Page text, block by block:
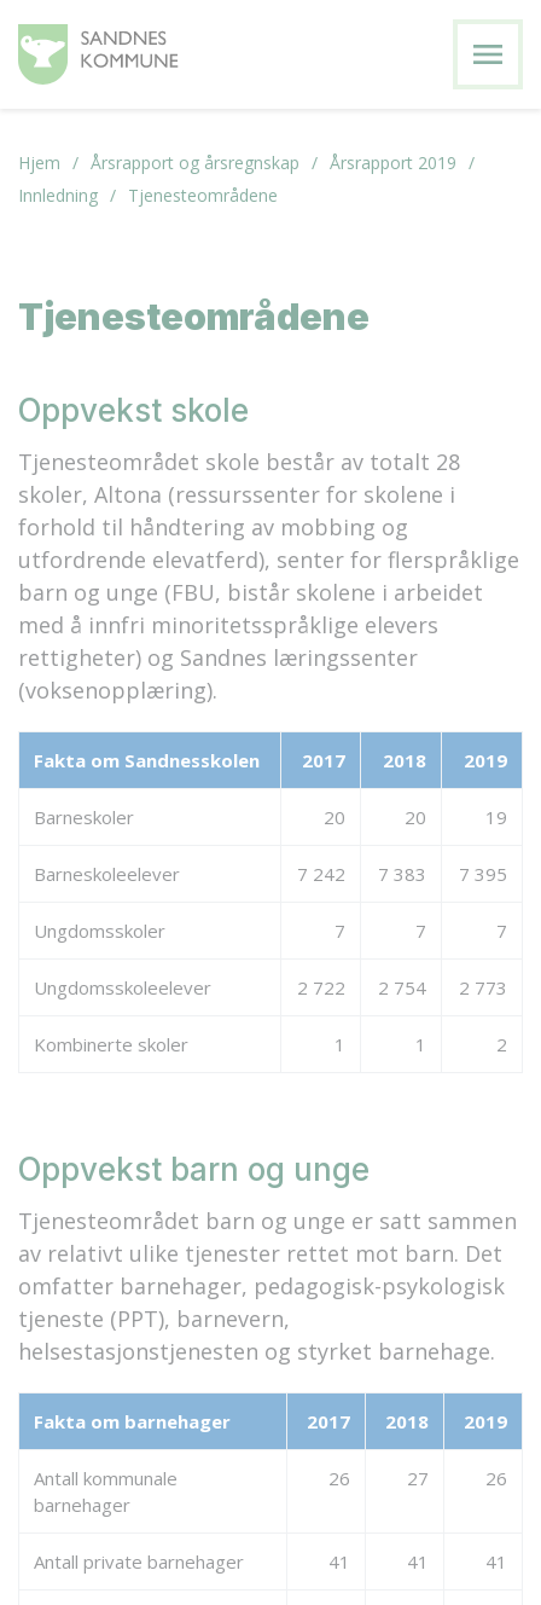
menu
Hjem Årsrapport og årsregnskap
Årsrapport 2019
Innledning
Tjenesteområdene
Tjenesteområdene
Oppvekst skole
Tjenesteområdet skole består av totalt 28
skoler, Altona (ressurssenter for skolene i
forhold til håndtering av mobbing og
utfordrende elevatferd), senter for flerspråklige
barn og unge (FBU, bistår skolene i arbeidet
med å innfri minoritetsspråklige elevers
rettigheter) og Sandnes læringssenter
(voksenopplæring).
Fakta om Sandnesskolen 2017 2018 2019
Barneskoler 20 20 19
Barneskoleelever 7 242 7 383 7 395
Ungdomsskoler 7 7 7
Ungdomsskoleelever 2 722 2 754 2 773
Kombinerte skoler 1 1 2
Oppvekst barn og unge
Tjenesteområdet barn og unge er satt sammen
av relativt ulike tjenester rettet mot barn. Det
omfatter barnehager, pedagogisk-psykologisk
tjeneste (PPT), barnevern,
helsestasjonstjenesten og styrket barnehage.
Fakta om barnehager 2017 2018 2019
Antall kommunale
barnehager
26 27 26
Antall private barnehager 41 41 41